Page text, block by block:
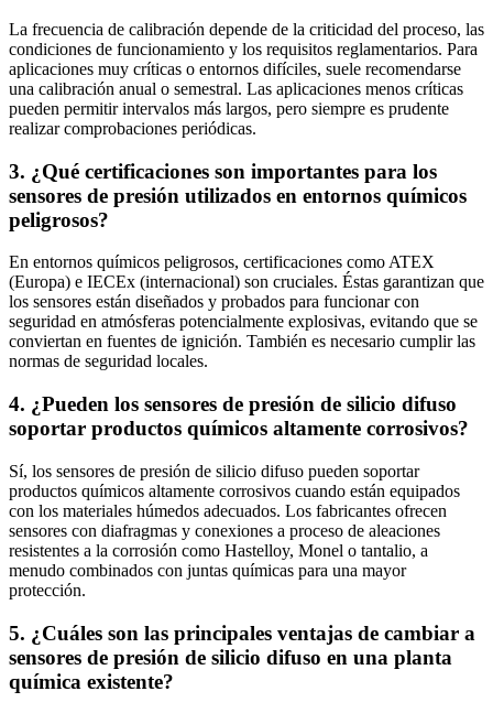
La frecuencia de calibración depende de la criticidad del proceso, las
condiciones de funcionamiento y los requisitos reglamentarios. Para
aplicaciones muy críticas o entornos difíciles, suele recomendarse
una calibración anual o semestral. Las aplicaciones menos críticas
pueden permitir intervalos más largos, pero siempre es prudente
realizar comprobaciones periódicas.
3. ¿Qué certificaciones son importantes para los
sensores de presión utilizados en entornos químicos
peligrosos?
En entornos químicos peligrosos, certificaciones como ATEX
(Europa) e IECEx (internacional) son cruciales. Éstas garantizan que
los sensores están diseñados y probados para funcionar con
seguridad en atmósferas potencialmente explosivas, evitando que se
conviertan en fuentes de ignición. También es necesario cumplir las
normas de seguridad locales.
4. ¿Pueden los sensores de presión de silicio difuso
soportar productos químicos altamente corrosivos?
Sí, los sensores de presión de silicio difuso pueden soportar
productos químicos altamente corrosivos cuando están equipados
con los materiales húmedos adecuados. Los fabricantes ofrecen
sensores con diafragmas y conexiones a proceso de aleaciones
resistentes a la corrosión como Hastelloy, Monel o tantalio, a
menudo combinados con juntas químicas para una mayor
protección.
5. ¿Cuáles son las principales ventajas de cambiar a
sensores de presión de silicio difuso en una planta
química existente?